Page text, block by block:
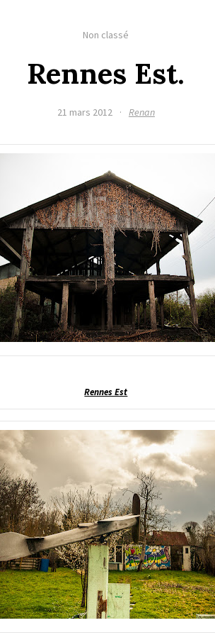
Non classé
Rennes Est.
21 mars 2012 · Renan
Rennes Est